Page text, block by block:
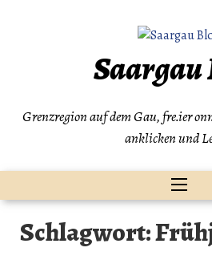
Saargau
Grenzregion auf dem Gau, fre.ier
anklicken und
Schlagwort: